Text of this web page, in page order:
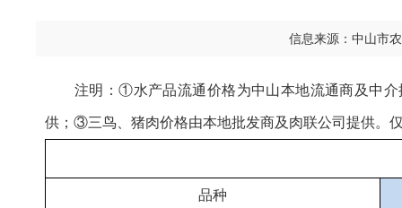
信息来源：中山市
注明：①水产品流通价格为中山本地流通商及中
供；③三鸟、猪肉价格由本地批发商及肉联公司提供。
品种